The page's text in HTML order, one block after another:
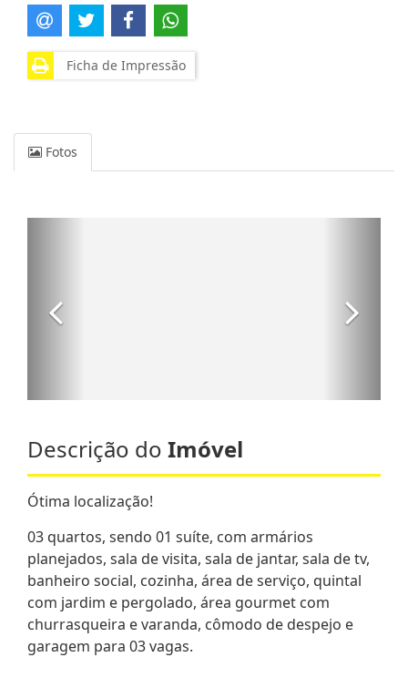
Ficha de Impressão
Fotos
Descrição do Imóvel
Ótima localização!
03 quartos, sendo 01 suíte, com armários
planejados, sala de visita, sala de jantar, sala de tv,
banheiro social, cozinha, área de serviço, quintal
com jardim e pergolado, área gourmet com
churrasqueira e varanda, cômodo de despejo e
garagem para 03 vagas.